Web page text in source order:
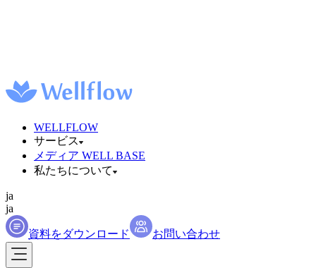
WELLFLOW
サービス
メディア WELL BASE
私たちについて
ja
ja
資料をダウンロード お問い合わせ